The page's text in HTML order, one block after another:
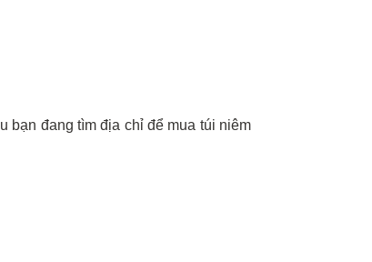
bạn đang tìm địa chỉ để mua túi niêm